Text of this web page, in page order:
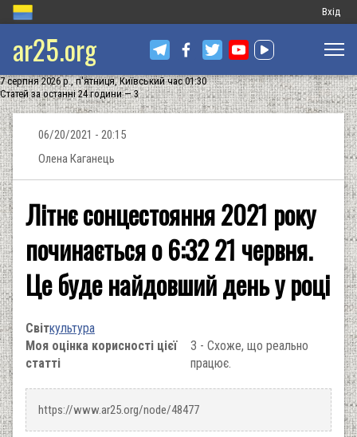
Меню
запису
Вхід
ar25.org
7 серпня 2026 р., п'ятниця, Київський час 01:30
Статей за останні 24 години — 3
06/20/2021 - 20:15
Олена Каганець
Літнє сонцестояння 2021 року
починається о 6:32 21 червня.
Це буде найдовший день у році
Світкультура
Моя оцінка корисності цієї
статті
3 - Схоже, що реально
працює.
https://www.ar25.org/node/48477